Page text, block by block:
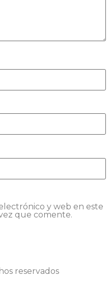
y web en este
que comente.
reservados